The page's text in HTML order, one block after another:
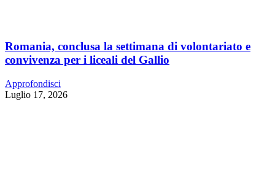
Romania, conclusa la settimana di volontariato e
convivenza per i liceali del Gallio
Approfondisci
Luglio 17, 2026